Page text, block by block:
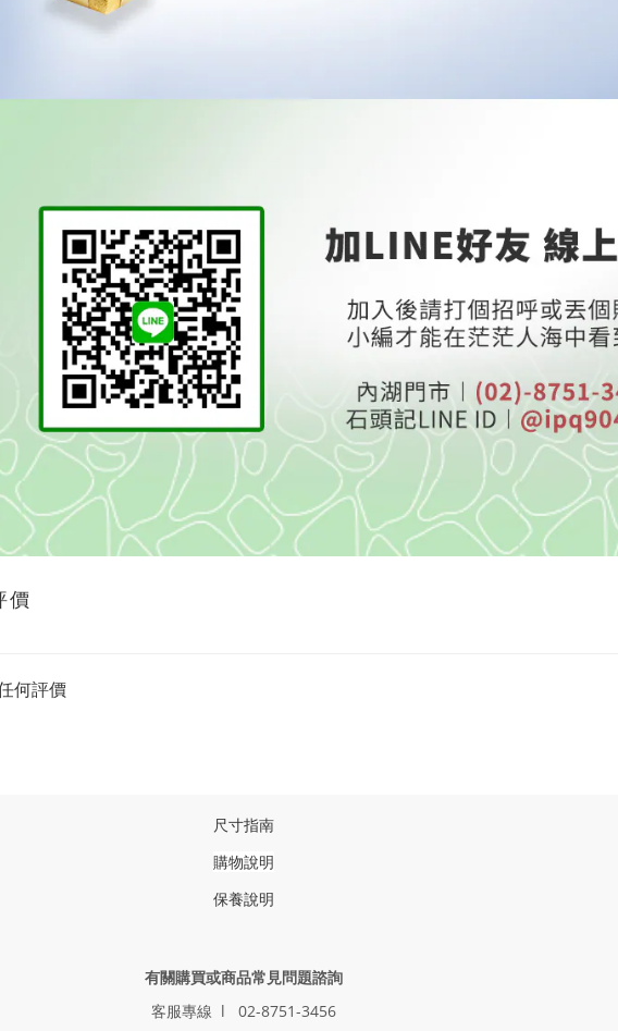
價
何評價
尺寸指南
購物說明
保養說明
有關購買或商品常見問題諮詢
客服專線 l 02-8751-3456